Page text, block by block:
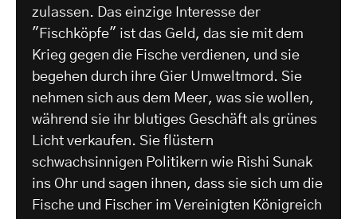
zulassen. Das einzige Interesse der
"Fischköpfe" ist das Geld, das sie mit dem
Krieg gegen die Fische verdienen, und sie
begehen durch ihre Gier Umweltmord. Sie
nehmen sich aus dem Meer, was sie wollen,
während sie ihr blutiges Geschäft als grünes
Licht verkaufen. Sie flüstern
schwachsinnigen Politikern wie Rishi Sunak
ins Ohr und sagen ihnen, dass sie sich um die
Fische und Fischer im Vereinigten Königreich